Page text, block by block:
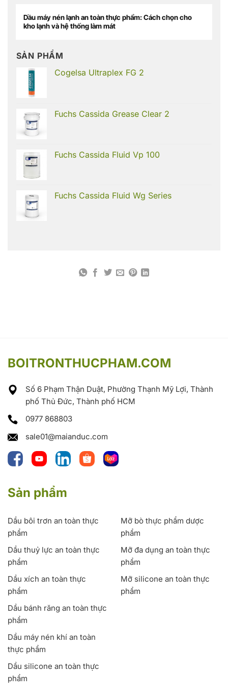
Dầu máy nén lạnh an toàn thực phẩm: Cách chọn cho
kho lạnh và hệ thống làm mát
SẢN PHẨM
Cogelsa Ultraplex FG 2
Fuchs Cassida Grease Clear 2
Fuchs Cassida Fluid Vp 100
Fuchs Cassida Fluid Wg Series
BOITRONTHUCPHAM.COM
Số 6 Phạm Thận Duật, Phường Thạnh Mỹ Lợi, Thành
phố Thủ Đức, Thành phố HCM
0977 868803
sale01@maianduc.com
Sản phẩm
Dầu bôi trơn an toàn thực
phẩm
Mỡ bò thực phẩm dược
phẩm
Dầu thuỷ lực an toàn thực
phẩm
Mỡ đa dụng an toàn thực
phẩm
Dầu xích an toàn thực
phẩm
Mỡ silicone an toàn thực
phẩm
Dầu bánh răng an toàn thực
phẩm
Dầu máy nén khí an toàn
thực phẩm
Dầu silicone an toàn thực
phẩm